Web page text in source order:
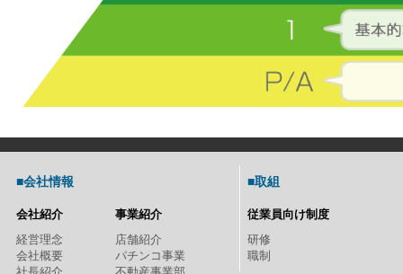
■会社情報
会社紹介
経営理念
会社概要
事業紹介
店舗紹介
パチンコ事業
■取組
従業員向け制度
研修
職制